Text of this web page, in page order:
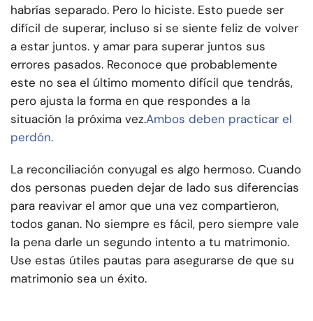
habrías separado. Pero lo hiciste. Esto puede ser
difícil de superar, incluso si se siente feliz de volver
a estar juntos. y amar para superar juntos sus
errores pasados. Reconoce que probablemente
este no sea el último momento difícil que tendrás,
pero ajusta la forma en que respondes a la
situación la próxima vez.Ambos deben practicar el
perdón.
La reconciliación conyugal es algo hermoso. Cuando
dos personas pueden dejar de lado sus diferencias
para reavivar el amor que una vez compartieron,
todos ganan. No siempre es fácil, pero siempre vale
la pena darle un segundo intento a tu matrimonio.
Use estas útiles pautas para asegurarse de que su
matrimonio sea un éxito.